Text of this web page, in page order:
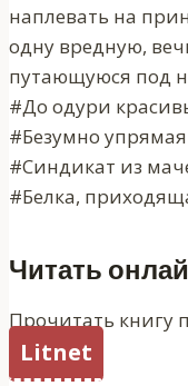
наплевать на
одну вредную,
путающуюся под
#До одури
#Безумно
#Синдикат из
#Белка,
Читать
Прочитать книгу
Litnet